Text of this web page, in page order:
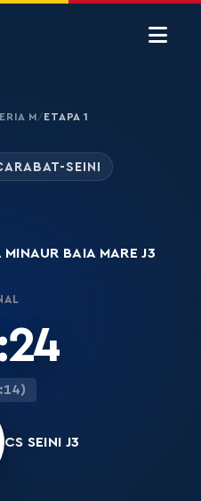
M/ETAPA 1
SEINI
BAIA MARE J3
CS SEINI J3